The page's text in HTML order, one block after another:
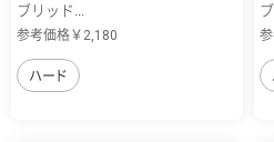
ブリッド...
参考価格￥2,180
ハード